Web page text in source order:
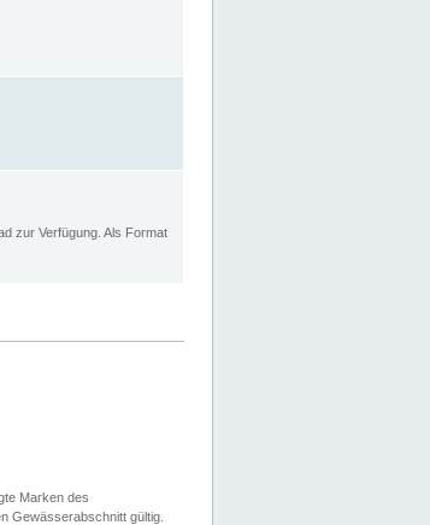
zur Verfügung. Als Format
Marken des
Gewässerabschnitt gültig.